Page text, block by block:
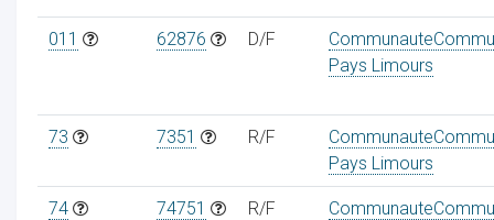
011 62876 D/F
Pays Limours
73 7351 R/F
Pays Limours
74 74751 R/F